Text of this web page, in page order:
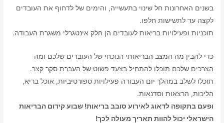
בשנים האחרונות חל שינוי בתעשייה, והימים של לדחוף את העובדים
לקצה עד לתשישות חלפו.
תוכניות ופעילויות בריאות לעובדים הן חלק אינטגרלי משגרת העבודה.
כדי להבין מה המצב הבריאותי הנוכחי של העובדים שלכם ומה
הצרכים שלכם תוכלו להתחיל בצעד פשוט של העברת סקר קצר.
תוכלו לשלב במהלך יום העבודה פעילויות ספורטיביות, אוכל בריא,
הליכות, הרצאות וסדנאות.
ופעם בתקופה לדאוג לאירוע סובב בריאות! שבוע קידום הבריאות
הישראלי יכול להוות תאריך מעולה לכך!